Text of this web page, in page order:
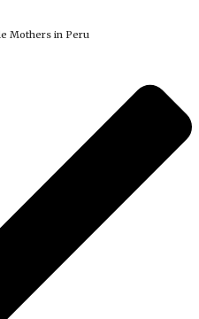
Mothers in Peru